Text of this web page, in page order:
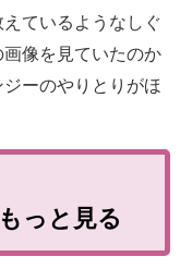
ているようなしぐ
像を見ていたのか
ーのやりとりがほ
っと見る